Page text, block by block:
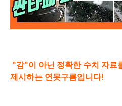
"감"이 아닌 정확한 수치 자료
제시하는 연못구름입니다!